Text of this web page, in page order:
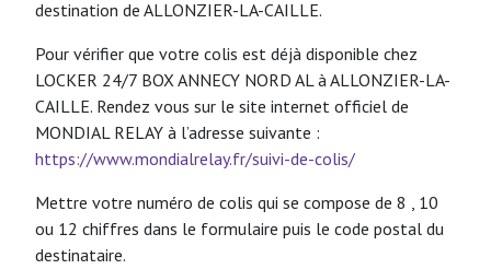
destination de ALLONZIER-LA-CAILLE.
Pour vérifier que votre colis est déjà disponible chez
LOCKER 24/7 BOX ANNECY NORD AL à ALLONZIER-LA-
CAILLE. Rendez vous sur le site internet officiel de
MONDIAL RELAY à l’adresse suivante :
https://www.mondialrelay.fr/suivi-de-colis/
Mettre votre numéro de colis qui se compose de 8 , 10
ou 12 chiffres dans le formulaire puis le code postal du
destinataire.